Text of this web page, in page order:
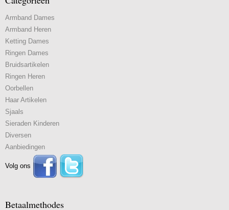
Armband Dames
Armband Heren
Ketting Dames
Ringen Dames
Bruidsartikelen
Ringen Heren
Oorbellen
Haar Artikelen
Sjaals
Sieraden Kinderen
Diversen
Aanbiedingen
Volg ons
Betaalmethodes